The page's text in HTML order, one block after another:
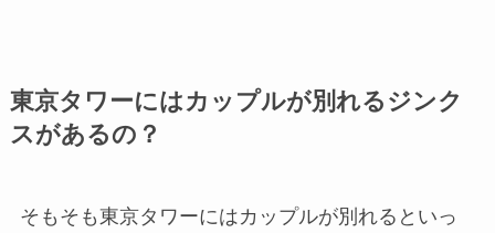
東京タワーにはカップルが別れるジンク
スがあるの？
そもそも東京タワーにはカップルが別れるといっ